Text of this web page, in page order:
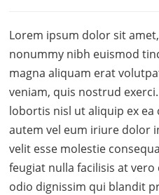
Lorem ipsum dolor sit
nonummy nibh euismod
magna aliquam erat
veniam, quis nostrud
lobortis nisl ut aliquip ex
autem vel eum iriure dolor
velit esse molestie
feugiat nulla facilisis at
odio dignissim qui blandit